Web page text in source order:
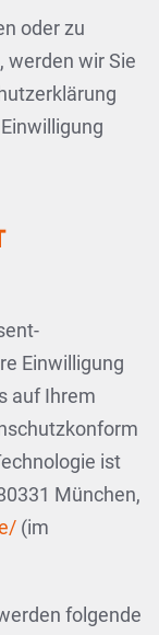
oder zu
werden wir Sie
Einwilligung
auf Ihrem
ist
München,
(im
folgende